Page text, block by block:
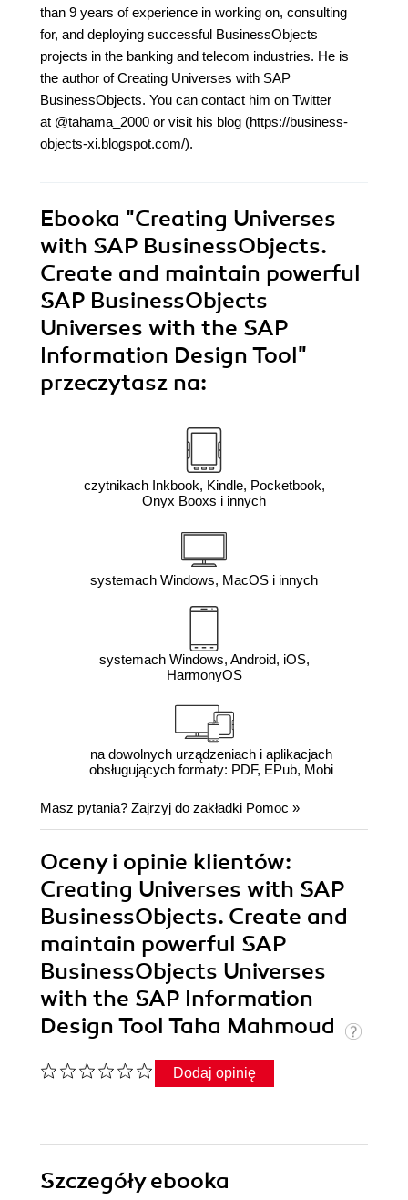
than 9 years of experience in working on, consulting
for, and deploying successful BusinessObjects
projects in the banking and telecom industries. He is
the author of Creating Universes with SAP
BusinessObjects. You can contact him on Twitter
at @tahama_2000 or visit his blog (https://business-
objects-xi.blogspot.com/).
Ebooka "Creating Universes
with SAP BusinessObjects.
Create and maintain powerful
SAP BusinessObjects
Universes with the SAP
Information Design Tool"
przeczytasz na:
czytnikach Inkbook, Kindle, Pocketbook,
Onyx Booxs i innych
systemach Windows, MacOS i innych
systemach Windows, Android, iOS,
HarmonyOS
na dowolnych urządzeniach i aplikacjach
obsługujących formaty: PDF, EPub, Mobi
Masz pytania? Zajrzyj do zakładki Pomoc »
Oceny i opinie klientów:
Creating Universes with SAP
BusinessObjects. Create and
maintain powerful SAP
BusinessObjects Universes
with the SAP Information
Design Tool Taha Mahmoud
Dodaj opinię
Szczegółyebooka